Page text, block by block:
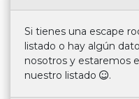
Si tienes una escape
listado o hay algún
nosotros y estaremos
nuestro listado
.